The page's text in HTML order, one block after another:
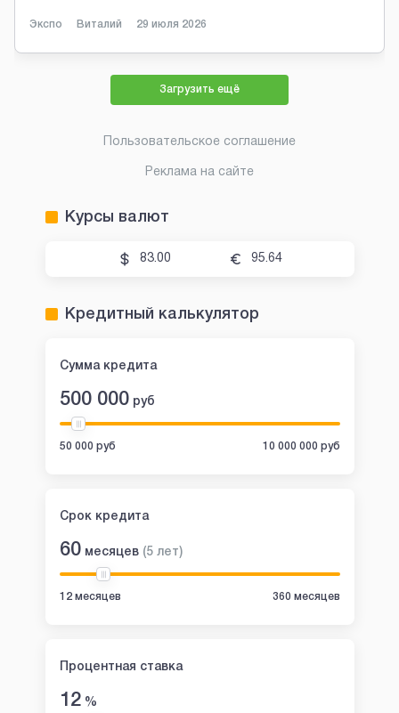
Экспо Виталий 29 июля 2026
Загрузить ещё
Пользовательское соглашение
Реклама на сайте
Курсы валют
83.00 95.64
Кредитный калькулятор
Сумма кредита
500 000 руб
50 000 руб 10 000 000 руб
Срок кредита
60 месяцев (5 лет)
12 месяцев 360 месяцев
Процентная ставка
12%